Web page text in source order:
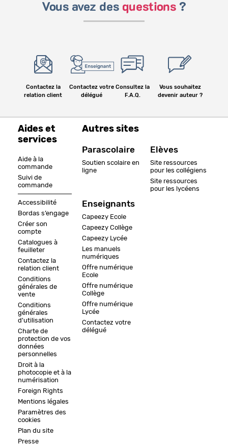
Vous avez des questions ?
Contactez la
relation client
Contactez votre
délégué
Consultez la
F.A.Q.
Vous souhaitez
devenir auteur ?
Aides et
services
Aide à la
commande
Suivi de
commande
Accessibilité
Bordas s’engage
Créer son
compte
Catalogues à
feuilleter
Contactez la
relation client
Conditions
générales de
vente
Conditions
générales
d'utilisation
Charte de
protection de vos
données
personnelles
Droit à la
photocopie et à la
numérisation
Foreign Rights
Mentions légales
Paramètres des
cookies
Plan du site
Presse
Autres sites
Parascolaire
Soutien scolaire en
ligne
Enseignants
Capeezy Ecole
Capeezy Collège
Capeezy Lycée
Les manuels
numériques
Offre numérique
Ecole
Offre numérique
Collège
Offre numérique
Lycée
Contactez votre
délégué
Elèves
Site ressources
pour les collégiens
Site ressources
pour les lycéens